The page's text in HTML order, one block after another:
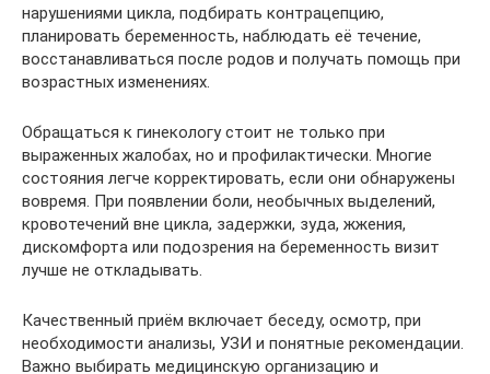
нарушениями цикла, подбирать контрацепцию,
планировать беременность, наблюдать её течение,
восстанавливаться после родов и получать помощь при
возрастных изменениях.
Обращаться к гинекологу стоит не только при
выраженных жалобах, но и профилактически. Многие
состояния легче корректировать, если они обнаружены
вовремя. При появлении боли, необычных выделений,
кровотечений вне цикла, задержки, зуда, жжения,
дискомфорта или подозрения на беременность визит
лучше не откладывать.
Качественный приём включает беседу, осмотр, при
необходимости анализы, УЗИ и понятные рекомендации.
Важно выбирать медицинскую организацию и